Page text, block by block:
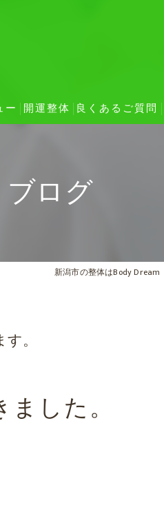
いて
ー 開運整体 良くあるご質問
ブログ
新潟市の整体はBody Dream
。
した。